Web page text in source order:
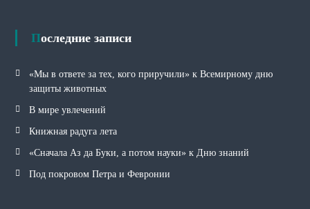
Последние записи
«Мы в ответе за тех, кого приручили» к Всемирному дню
защиты животных
В мире увлечений
Книжная радуга лета
«Сначала Аз да Буки, а потом науки» к Дню знаний
Под покровом Петра и Февронии